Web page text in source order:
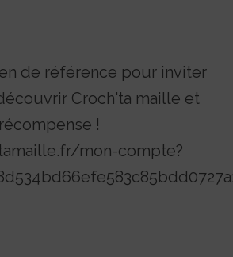
de référence pour inviter
Croch'ta maille et
!
mon-compte?